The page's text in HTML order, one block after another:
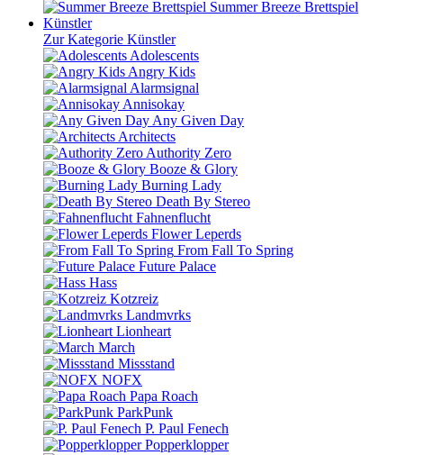
Summer Breeze Brettspiel
Künstler
Zur Kategorie Künstler
Adolescents
Angry Kids
Alarmsignal
Annisokay
Any Given Day
Architects
Authority Zero
Booze & Glory
Burning Lady
Death By Stereo
Fahnenflucht
Flower Leperds
From Fall To Spring
Future Palace
Hass
Kotzreiz
Landmvrks
Lionheart
March
Missstand
NOFX
Papa Roach
ParkPunk
P. Paul Fenech
Popperklopper